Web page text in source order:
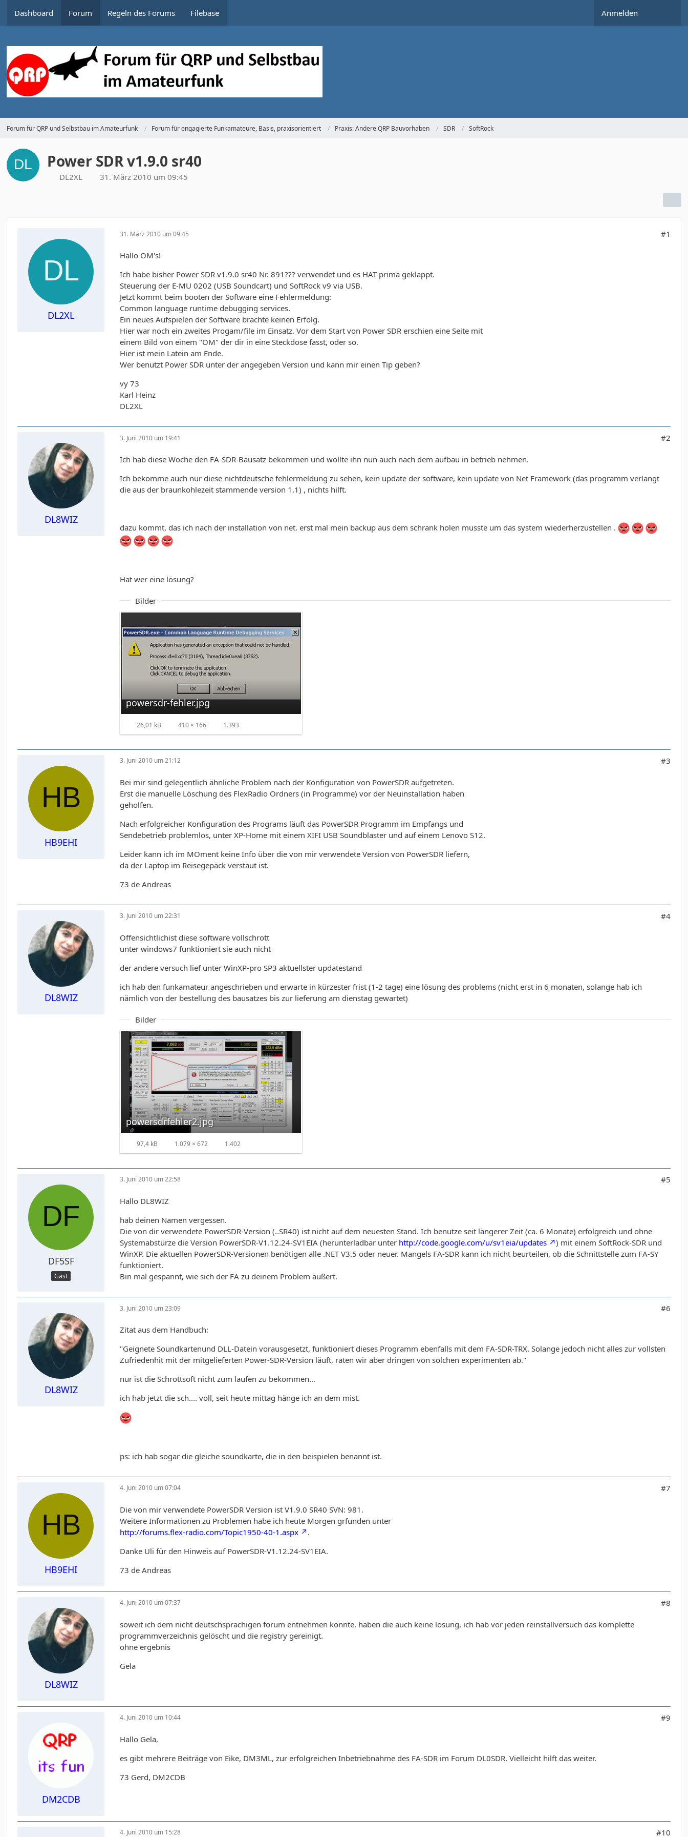
Dashboard Forum Regeln des Forums Filebase Anmelden
Forum für QRP und Selbstbau im Amateurfunk Forum für engagierte Funkamateure, Basis, praxisorientiert Praxis: Andere QRP Bauvorhaben SDR SoftRock
Power SDR v1.9.0 sr40
DL2XL 31. März 2010 um 09:45
DL2XL
31. März 2010 um 09:45 #1
Hallo OM's!
Ich habe bisher Power SDR v1.9.0 sr40 Nr. 891??? verwendet und es HAT prima geklappt.
Steuerung der E-MU 0202 (USB Soundcart) und SoftRock v9 via USB.
Jetzt kommt beim booten der Software eine Fehlermeldung:
Common language runtime debugging services.
Ein neues Aufspielen der Software brachte keinen Erfolg.
Hier war noch ein zweites Progam/file im Einsatz. Vor dem Start von Power SDR erschien eine Seite mit
einem Bild von einem "OM" der dir in eine Steckdose fasst, oder so.
Hier ist mein Latein am Ende.
Wer benutzt Power SDR unter der angegeben Version und kann mir einen Tip geben?
vy 73
Karl Heinz
DL2XL
DL8WIZ
3. Juni 2010 um 19:41 #2
Ich hab diese Woche den FA-SDR-Bausatz bekommen und wollte ihn nun auch nach dem aufbau in betrieb nehmen.
Ich bekomme auch nur diese nichtdeutsche fehlermeldung zu sehen, kein update der software, kein update von Net Framework (das programm verlangt
die aus der braunkohlezeit stammende version 1.1) , nichts hilft.
dazu kommt, das ich nach der installation von net. erst mal mein backup aus dem schrank holen musste um das system wiederherzustellen .
Hat wer eine lösung?
Bilder
powersdr-fehler.jpg
26,01 kB 410 × 166 1.393
HB9EHI
3. Juni 2010 um 21:12 #3
Bei mir sind gelegentlich ähnliche Problem nach der Konfiguration von PowerSDR aufgetreten.
Erst die manuelle Löschung des FlexRadio Ordners (in Programme) vor der Neuinstallation haben
geholfen.
Nach erfolgreicher Konfiguration des Programs läuft das PowerSDR Programm im Empfangs und
Sendebetrieb problemlos, unter XP-Home mit einem XIFI USB Soundblaster und auf einem Lenovo S12.
Leider kann ich im MOment keine Info über die von mir verwendete Version von PowerSDR liefern,
da der Laptop im Reisegepäck verstaut ist.
73 de Andreas
DL8WIZ
3. Juni 2010 um 22:31 #4
Offensichtlichist diese software vollschrott
unter windows7 funktioniert sie auch nicht
der andere versuch lief unter WinXP-pro SP3 aktuellster updatestand
ich hab den funkamateur angeschrieben und erwarte in kürzester frist (1-2 tage) eine lösung des problems (nicht erst in 6 monaten, solange hab ich
nämlich von der bestellung des bausatzes bis zur lieferung am dienstag gewartet)
Bilder
powersdrfehler2.jpg
97,4 kB 1.079 × 672 1.402
DF5SF
Gast
3. Juni 2010 um 22:58 #5
Hallo DL8WIZ
hab deinen Namen vergessen.
Die von dir verwendete PowerSDR-Version (..SR40) ist nicht auf dem neuesten Stand. Ich benutze seit längerer Zeit (ca. 6 Monate) erfolgreich und ohne
Systemabstürze die Version PowerSDR-V1.12.24-SV1EIA (herunterladbar unter http://code.google.com/u/sv1eia/updates
) mit einem SoftRock-SDR und
WinXP. Die aktuellen PowerSDR-Versionen benötigen alle .NET V3.5 oder neuer. Mangels FA-SDR kann ich nicht beurteilen, ob die Schnittstelle zum FA-SY
funktioniert.
Bin mal gespannt, wie sich der FA zu deinem Problem äußert.
DL8WIZ
3. Juni 2010 um 23:09 #6
Zitat aus dem Handbuch:
"Geignete Soundkartenund DLL-Datein vorausgesetzt, funktioniert dieses Programm ebenfalls mit dem FA-SDR-TRX. Solange jedoch nicht alles zur vollsten
Zufriedenhit mit der mitgelieferten Power-SDR-Version läuft, raten wir aber dringen von solchen experimenten ab."
nur ist die Schrottsoft nicht zum laufen zu bekommen...
ich hab jetzt die sch.... voll, seit heute mittag hänge ich an dem mist.
ps: ich hab sogar die gleiche soundkarte, die in den beispielen benannt ist.
HB9EHI
4. Juni 2010 um 07:04 #7
Die von mir verwendete PowerSDR Version ist V1.9.0 SR40 SVN: 981.
Weitere Informationen zu Problemen habe ich heute Morgen grfunden unter
http://forums.flex-radio.com/Topic1950-40-1.aspx
.
Danke Uli für den Hinweis auf PowerSDR-V1.12.24-SV1EIA.
73 de Andreas
DL8WIZ
4. Juni 2010 um 07:37 #8
soweit ich dem nicht deutschsprachigen forum entnehmen konnte, haben die auch keine lösung, ich hab vor jeden reinstallversuch das komplette
programmverzeichnis gelöscht und die registry gereinigt.
ohne ergebnis
Gela
DM2CDB
4. Juni 2010 um 10:44 #9
Hallo Gela,
es gibt mehrere Beiträge von Eike, DM3ML, zur erfolgreichen Inbetriebnahme des FA-SDR im Forum DL0SDR. Vielleicht hilft das weiter.
73 Gerd, DM2CDB
4. Juni 2010 um 15:28 #10